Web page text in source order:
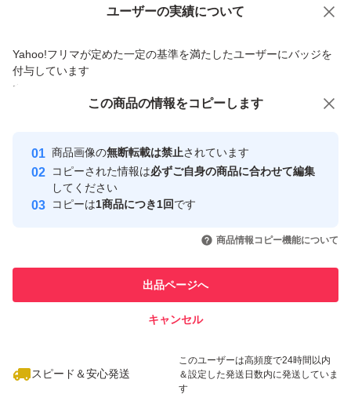
ユーザーの実績について
Yahoo!フリマが定めた一定の基準を満たしたユーザーにバッジを
付与しています
安心取引出品者
取引実績
取引実績◯+
このユーザーはYahoo!フリマの取
引を完了させた実績があります
での取引実績があります
スピード&安心発送
※このバッジは実績に基づく表示であり、発送を保証しているものではあり
スピード＆安心発送
このユーザーは高頻度で24時間以内
＆設定した発送日数内に発送していま
す
Yahoo!オークションで出品した商品のため一部機能は利用できません
商品への質問からの値下げ交渉、不適切なカテゴリ変更依頼は禁止です
この商品の情報をコピーします
商品画像の無断転載は禁止されています
コピーされた情報は必ずご自身の商品に合わせて編集
してください
コピーは1商品につき1回です
商品情報コピー機能について
出品ページへ
キャンセル
この商品をみている人にオススメ